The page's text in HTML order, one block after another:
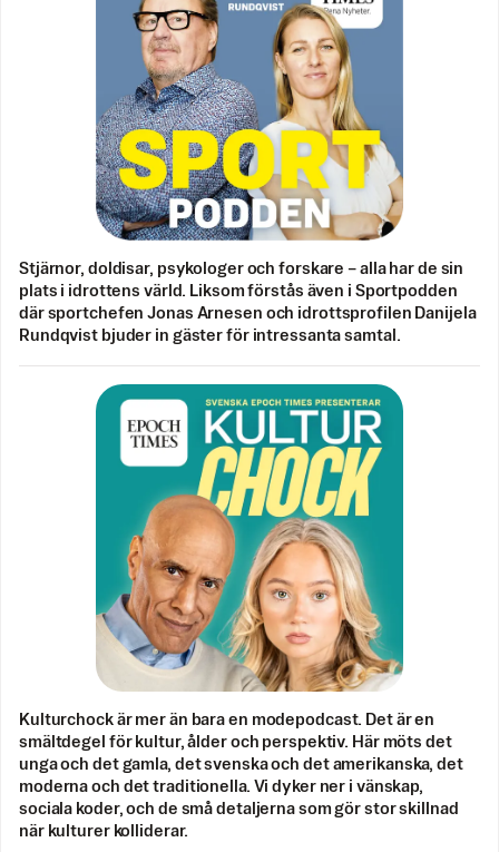
Stjärnor, doldisar, psykologer och forskare – alla har de sin
plats i idrottens värld. Liksom förstås även i Sportpodden
där sportchefen Jonas Arnesen och idrottsprofilen Danijela
Rundqvist bjuder in gäster för intressanta samtal.
Kulturchock är mer än bara en modepodcast. Det är en
smältdegel för kultur, ålder och perspektiv. Här möts det
unga och det gamla, det svenska och det amerikanska, det
moderna och det traditionella. Vi dyker ner i vänskap,
sociala koder, och de små detaljerna som gör stor skillnad
när kulturer kolliderar.